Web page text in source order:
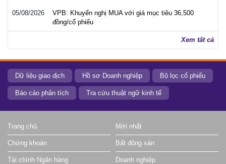
05/08/2026
VPB: Khuyến nghị MUA với giá mục tiêu 36,500
đồng/cổ phiếu
Xem tất cả
Dữ liệu giao dịch Hồ sơ Doanh nghiệp Bộ lọc cổ phiếu
Báo cáo phân tích Tra cứu thuật ngữ kinh tế
Trang chủ Mới nhất
Chứng khoán Bất động sản
Tài chính Ngân hàng Doanh nghiệp